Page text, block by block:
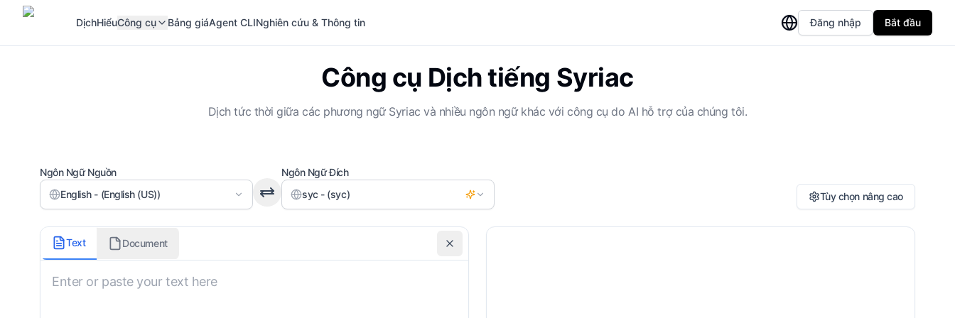
DịchHiểuCông cụ Bảng giáAgent CLINghiên cứu & Thông tin Đăng nhập Bắt đầu
Công cụ Dịch tiếng Syriac
Dịch tức thời giữa các phương ngữ Syriac và nhiều ngôn ngữ khác với công cụ do AI hỗ trợ của chúng tôi.
Ngôn Ngữ Nguồn
English - (English (US))
Ngôn Ngữ Đích
syc - (syc)
Tùy chọn nâng cao
Phương ngữ
Tiếng Syriac cổ điển
Bao gồm dấu thanh
Text Document